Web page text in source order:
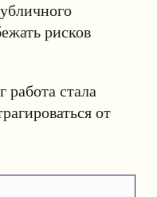
рисков
работа стала
от